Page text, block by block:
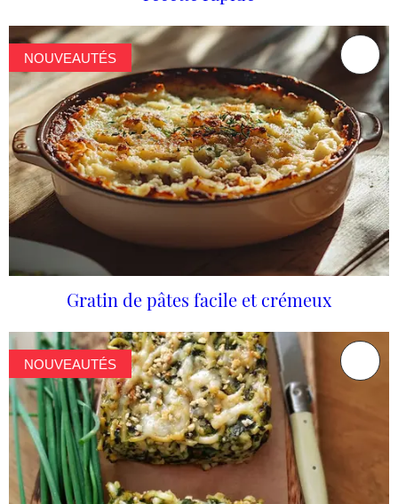
NOUVEAUTÉS
Gratin de pâtes facile et crémeux
NOUVEAUTÉS